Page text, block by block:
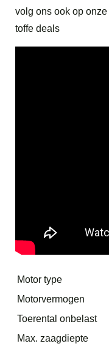
volg ons ook op onze
toffe deals
Motor type
Motorvermogen
Toerental onbelast
Max. zaagdiepte